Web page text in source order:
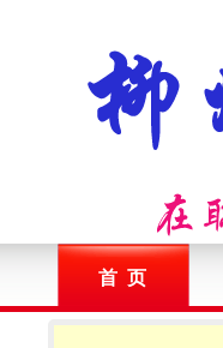
首 页